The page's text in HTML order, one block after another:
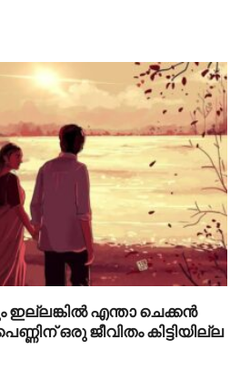
എന്താ ചെക്കൻ
ഒരു ജീവിതം കിട്ടിയില്ല